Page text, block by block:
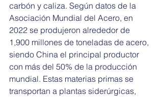
carbón y caliza. Según datos de la
Asociación Mundial del Acero, en
2022 se produjeron alrededor de
1,900 millones de toneladas de acero,
siendo China el principal productor
con más del 50% de la producción
mundial. Estas materias primas se
transportan a plantas siderúrgicas,